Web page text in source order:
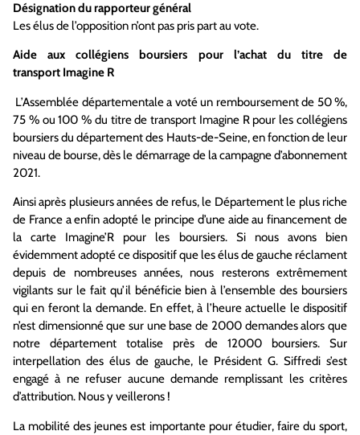
Désignation du rapporteur général
Les élus de l’opposition n’ont pas pris part au vote.
Aide aux collégiens boursiers pour l’achat du titre
de
transport Imagine R
L’Assemblée départementale a voté un remboursement de 50 %,
75 % ou 100 % du titre de transport Imagine R pour les collégiens
boursiers du département des Hauts-de-Seine, en fonction de leur
niveau de bourse, dès le démarrage de la campagne d’abonnement
2021.
Ainsi après plusieurs années de refus, le Département le plus riche
de France a enfin adopté le principe d’une aide au financement de
la carte Imagine’R pour les boursiers. Si nous avons bien
évidemment adopté ce dispositif que les élus de gauche réclament
depuis de nombreuses années, nous resterons extrêmement
vigilants sur le fait qu’il bénéficie bienà l’ensemble des boursiers
qui en feront la demande. En effet, à l’heure actuelle le dispositif
n’est dimensionné que sur une base de 2000 demandes alors que
notre département totalise près de 12000 boursiers.Sur
interpellation des élus de gauche, le Président G. Siffredi s’est
engagé à ne refuser aucune demande remplissant les critères
d’attribution. Nous yveillerons !
La mobilité des jeunes est importante pour étudier, faire du sport,